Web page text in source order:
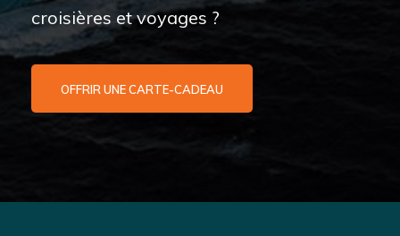
croisières et voyages ?
OFFRIR UNE CARTE-CADEAU